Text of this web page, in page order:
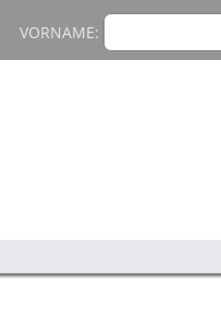
VORNAME: